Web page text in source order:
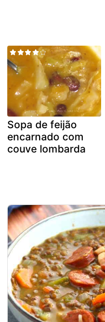
Sopa de feijão
encarnado com
couve lombarda